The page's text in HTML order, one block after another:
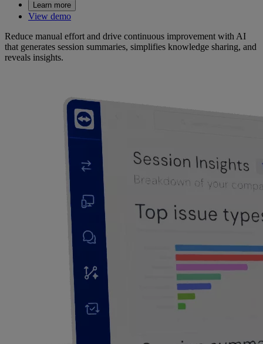
Learn more
View demo
Reduce manual effort and drive continuous improvement with AI
that generates session summaries, simplifies knowledge sharing, and
reveals insights.